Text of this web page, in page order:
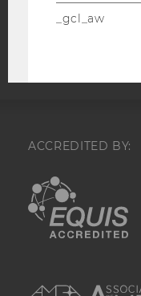
ACCREDITED BY:
EQUIS
_gcl_aw